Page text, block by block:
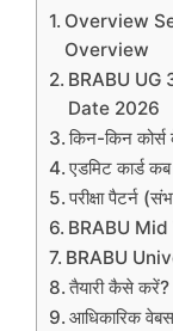
Overview
Overview
BRABU
Date 2026
किन-किन कोर्स
एडमिट कार्ड कब
परीक्षा पैटर्न
BRABU Mid
BRABU
तैयारी कैसे
आधिकारिक